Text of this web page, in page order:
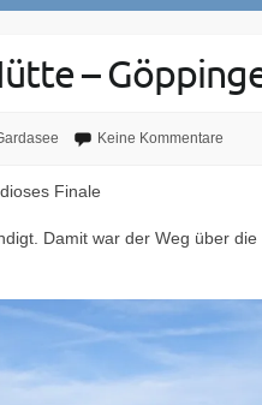
–
Keine Kommentare
Finale
Damit war der Weg über die